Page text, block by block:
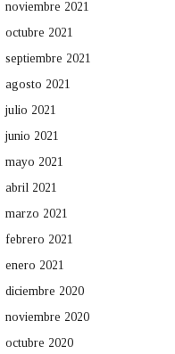
noviembre 2021
octubre 2021
septiembre 2021
agosto 2021
julio 2021
junio 2021
mayo 2021
abril 2021
marzo 2021
febrero 2021
enero 2021
diciembre 2020
noviembre 2020
octubre 2020